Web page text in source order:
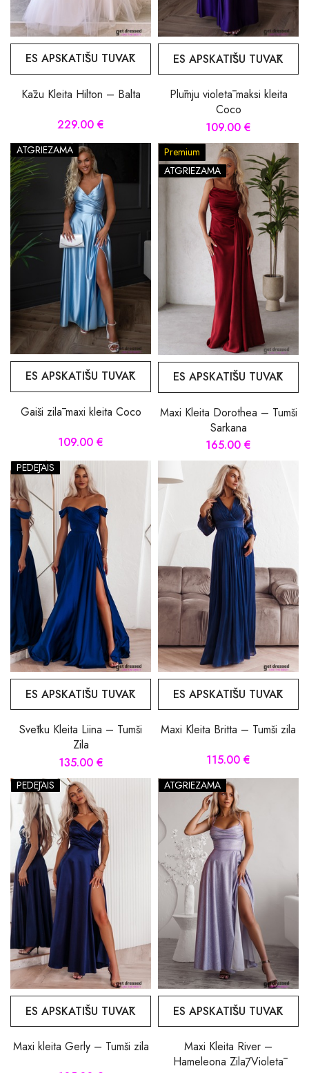
ES APSKATĪŠU TUVĀK
Kāzu Kleita Hilton – Balta
229.00 €
ES APSKATĪŠU TUVĀK
Plūmju violetā maksi kleita
Coco
109.00 €
ATGRIEZAMA
ES APSKATĪŠU TUVĀK
Gaiši zilā maxi kleita Coco
109.00 €
Premium
ATGRIEZAMA
ES APSKATĪŠU TUVĀK
Maxi Kleita Dorothea – Tumši
Sarkana
165.00 €
PĒDĒJAIS
ES APSKATĪŠU TUVĀK
Svētku Kleita Liina – Tumši
Zila
135.00 €
ES APSKATĪŠU TUVĀK
Maxi Kleita Britta – Tumši zila
115.00 €
PĒDĒJAIS
ES APSKATĪŠU TUVĀK
Maxi kleita Gerly – Tumši zila
ATGRIEZAMA
ES APSKATĪŠU TUVĀK
Maxi Kleita River –
Hameleona Zilā/Violetā